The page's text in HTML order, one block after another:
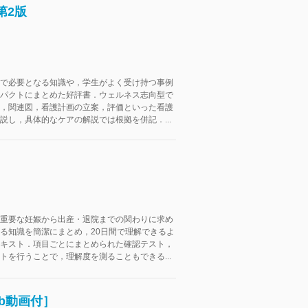
2版
必要となる知識や，学生がよく受け持つ事例
クトにまとめた好評書．ウェルネス志向型で
関連図，看護計画の立案，評価といった看護
し，具体的なケアの解説では根拠を併記．...
要な妊娠から出産・退院までの関わりに求め
知識を簡潔にまとめ，20日間で理解できるよ
スト．項目ごとにまとめられた確認テスト，
を行うことで，理解度を測ることもできる...
画付］